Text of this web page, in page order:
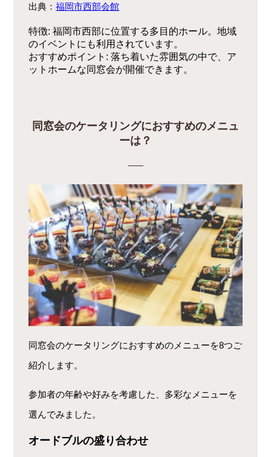
出典：福岡市西部会館
特徴: 福岡市西部に位置する多目的ホール。地域
のイベントにも利用されています。
おすすめポイント : 落ち着いた雰囲気の中で、ア
ットホームな同窓会が開催できます。
同窓会のケータリングにおすすめのメニュ
ーは？
同窓会のケータリングにおすすめのメニューを8つご
紹介します。
参加者の年齢や好みを考慮した、多彩なメニューを
選んでみました。
オードブルの盛り合わせ